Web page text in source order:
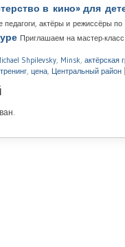
в кино» для
актёры и режиссёры по
Приглашаем на мастер-класс
Shpilevsky, Minsk, актёрская
тренинг, цена, Центральный район